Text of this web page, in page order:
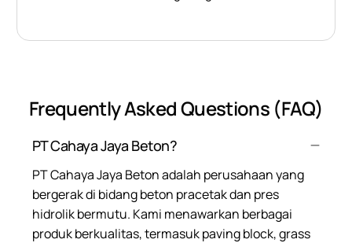
Frequently Asked Questions (FAQ)
PT Cahaya Jaya Beton?
PT Cahaya Jaya Beton adalah perusahaan yang
bergerak di bidang beton pracetak dan pres
hidrolik bermutu. Kami menawarkan berbagai
produk berkualitas, termasuk paving block, grass